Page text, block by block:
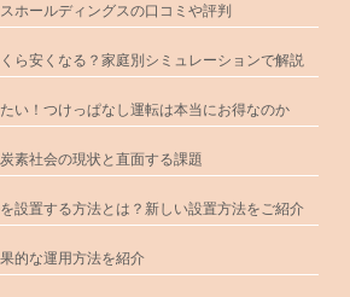
ホールディングスの口コミや評判
ら安くなる？家庭別シミュレーションで解説
い！つけっぱなし運転は本当にお得なのか
素社会の現状と直面する課題
設置する方法とは？新しい設置方法をご紹介
的な運用方法を紹介